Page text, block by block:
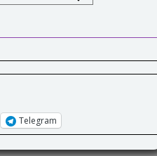
Telegram